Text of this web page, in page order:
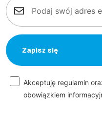
Zapisz się
Akceptuję regulamin
obowiązkiem